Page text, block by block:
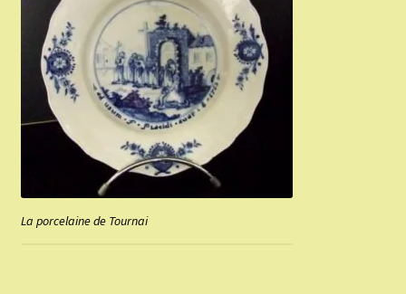
La porcelaine de Tournai